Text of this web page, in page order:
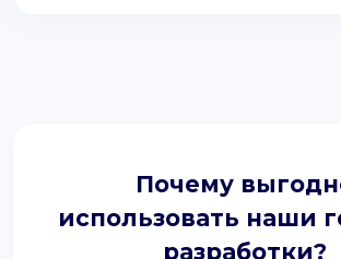
Почему
использовать наши
разработки?